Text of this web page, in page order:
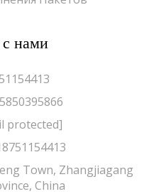
с нами
protected]
Town, Zhangjiagang
China